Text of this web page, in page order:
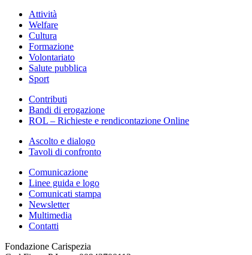
Attività
Welfare
Cultura
Formazione
Volontariato
Salute pubblica
Sport
Contributi
Bandi di erogazione
ROL – Richieste e rendicontazione Online
Ascolto e dialogo
Tavoli di confronto
Comunicazione
Linee guida e logo
Comunicati stampa
Newsletter
Multimedia
Contatti
Fondazione Carispezia